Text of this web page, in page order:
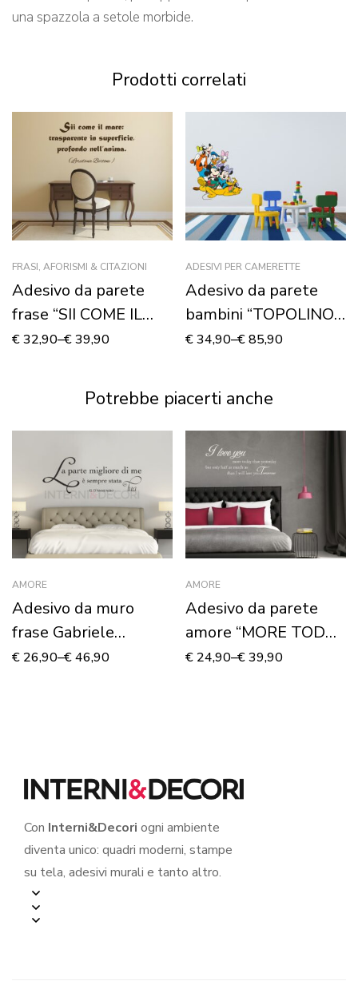
una spazzola a setole morbide.
Prodotti correlati
FRASI, AFORISMI & CITAZIONI
Adesivo da parete
frase “SII COME IL
MARE…”
€32,90–€39,90
ADESIVI PER CAMERETTE
Adesivo da parete
bambini “TOPOLINO I
SUOI AMICI” –
€34,90–€85,90
Potrebbe piacerti anche
AMORE
Adesivo da muro
frase Gabriele
D’Annunzio
€ 26,90–€46,90
AMORE
Adesivo da parete
amore “MORE TODAY
THAN YESTERDAY”
€ 24,90–€39,90
Con Interni&Decori ogni ambiente
diventa unico: quadri moderni, stampe
su tela, adesivi murali e tanto altro.